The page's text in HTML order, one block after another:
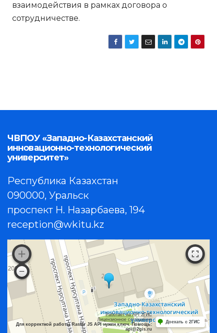
взаимодействия в рамках договора о
сотрудничестве.
ЧВПОУ «Западно-Казахстанский
инновационно-технологический
университет»
Республика Казахстан
090000, Уральск
проспект Н. Назарбаева, 194
reception@wkitu.kz
Работает на API 2ГИС
Лицензионное соглашение
Для корректной работы Raster JS API нужен ключ. Помощь:
api@2gis.ru
Доехать с 2ГИС